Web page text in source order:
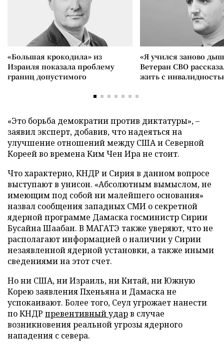
«Большая крокодила» из
Израиля показала проблему
границ допустимого
«Я учился заново
Ветеран СВО
жить с
«Это борьба демократии против диктатуры», –
заявил эксперт, добавив, что надеяться на
улучшение отношений между США и Северной
Кореей во времена Ким Чен Ира не стоит.
Что характерно, КНДР и Сирия в данном вопросе
выступают в унисон. «Абсолютным вымыслом, не
имеющим под собой ни малейшего основания»
назвал сообщения западных СМИ о секретной
ядерной программе Дамаска госминистр Сирии
Бусайна Шаабан. В МАГАТЭ также уверяют, что не
располагают информацией о наличии у Сирии
незаявленной ядерной установки, а также иными
сведениями на этот счет.
Но ни США, ни Израиль, ни Китай, ни Южную
Корею заявления Пхеньяна и Дамаска не
успокаивают. Более того, Сеул угрожает нанести
по КНДР превентивный ударв случае
возникновения реальной угрозы ядерного
нападения с севера.